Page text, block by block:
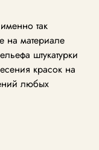
так
на материале
штукатурки
красок на
любых